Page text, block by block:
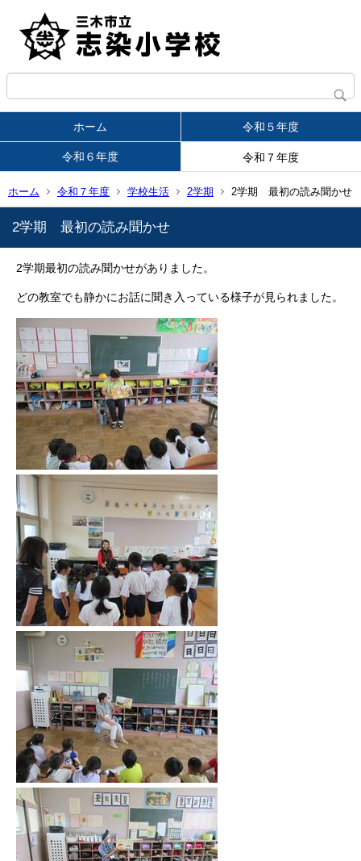
ホーム 令和５年度
令和６年度 令和７年度
ホーム 令和７年度 学校生活 2学期 2学期 最初の読み聞かせ
2学期 最初の読み聞かせ
2学期最初の読み聞かせがありました。
どの教室でも静かにお話に聞き入っている様子が見られました。